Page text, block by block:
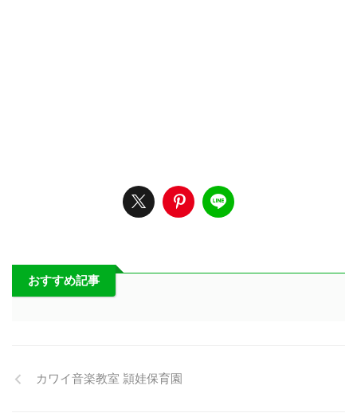
おすすめ記事
カワイ音楽教室 頴娃保育園